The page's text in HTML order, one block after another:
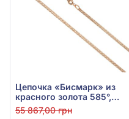
Цепочка «Бисмарк» из
красного золота 585°,
без вставки, арт. 0031
55 867,00 грн